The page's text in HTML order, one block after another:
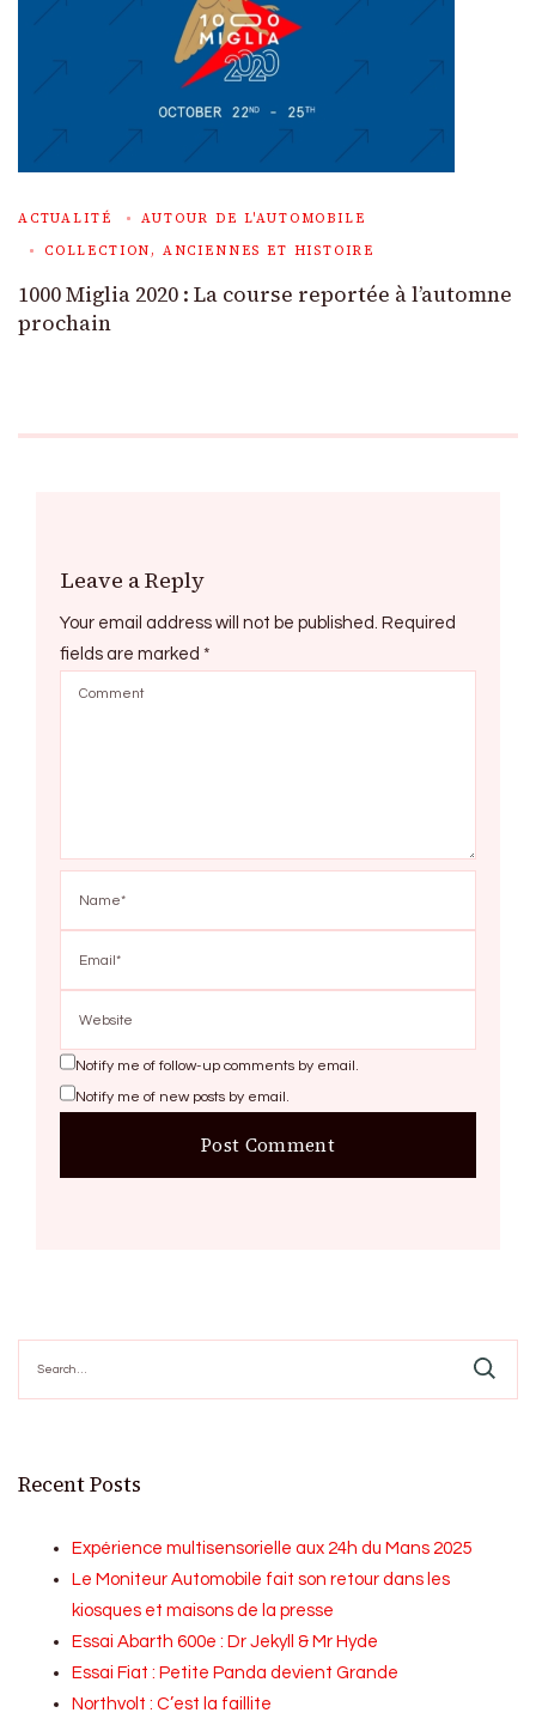
ACTUALITÉ
AUTOUR DE L'AUTOMOBILE
COLLECTION, ANCIENNES ET HISTOIRE
1000 Miglia 2020 : La course reportée à l’automne
prochain
Leave a Reply
Your email address will not be published. Required
fields are marked *
Notify me of follow-up comments by email.
Notify me of new posts by email.
for:
Recent Posts
Expérience multisensorielle aux 24h du Mans 2025
Le Moniteur Automobile fait son retour dans les
kiosques et maisons de la presse
Essai Abarth 600e : Dr Jekyll & Mr Hyde
Essai Fiat : Petite Panda devient Grande
Northvolt : C’est la faillite